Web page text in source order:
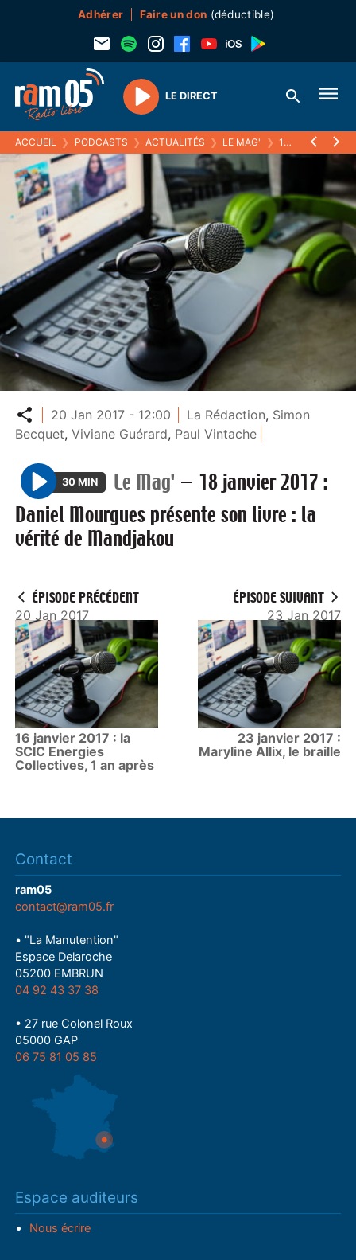
Adhérer Faire un don (déductible)
Play
LE DIRECT
ACCUEIL ❯ PODCASTS ❯ ACTUALITÉS ❯ LE MAG' ❯ 18 JANVIER 2017 : DANIEL MOURGUES PRÉSENTE SON LIVRE : LA VÉRITÉ DE MANDJAKOU
Partager
20 Jan 2017 - 12:00 La Rédaction, Simon
Becquet,Viviane Guérard, Paul Vintache
P
l
a
30 MIN Le Mag' — 18 janvier 2017 :
Daniel Mourgues présente son livre : la
vérité de Mandjakou
ÉPISODE PRÉCÉDENT
20 Jan 2017
16 janvier 2017 : la
SCIC Energies
Collectives, 1 an après
ÉPISODE SUIVANT
23 Jan 2017
23 janvier 2017 :
Maryline Allix, le braille
Contact
ram05
contact@ram05.fr
• "La Manutention"
Espace Delaroche
05200 EMBRUN
04 92 43 37 38
• 27 rue Colonel Roux
05000 GAP
06 75 81 05 85
Espace auditeurs
Nous écrire